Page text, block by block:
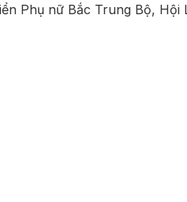
Phụ nữ Bắc Trung Bộ,